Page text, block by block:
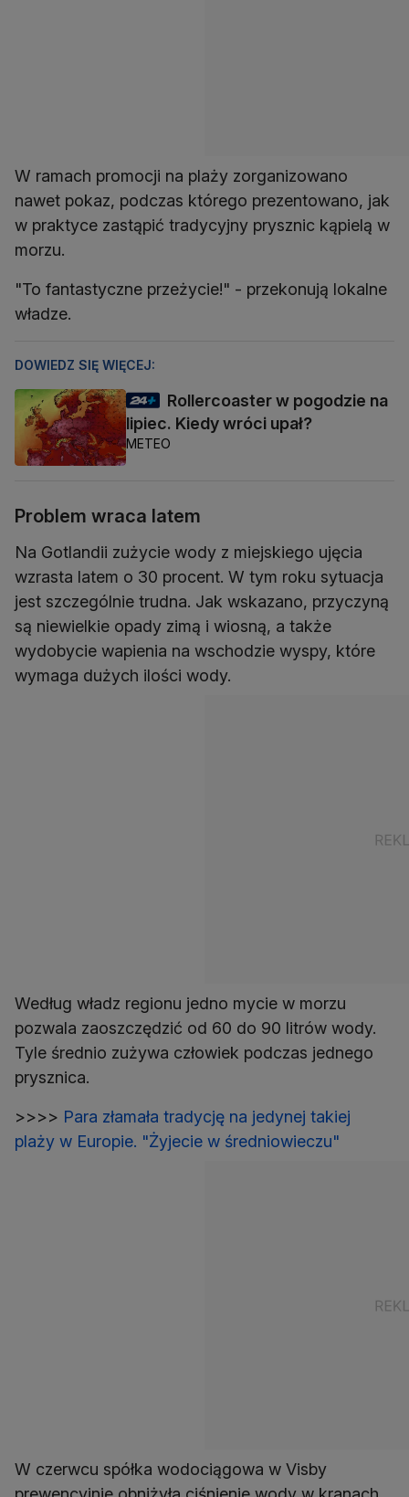
W ramach promocji na plaży zorganizowano
nawet pokaz, podczas którego prezentowano, jak
w praktyce zastąpić tradycyjny prysznic kąpielą w
morzu.
"To fantastyczne przeżycie!" - przekonują lokalne
władze.
DOWIEDZ SIĘ WIĘCEJ:
Rollercoaster w pogodzie na
lipiec. Kiedy wróci upał?
METEO
Problem wraca latem
Na Gotlandii zużycie wody z miejskiego ujęcia
wzrasta latem o 30 procent. W tym roku sytuacja
jest szczególnie trudna. Jak wskazano, przyczyną
są niewielkie opady zimą i wiosną, a także
wydobycie wapienia na wschodzie wyspy, które
wymaga dużych ilości wody.
Według władz regionu jedno mycie w morzu
pozwala zaoszczędzić od 60 do 90 litrów wody.
Tyle średnio zużywa człowiek podczas jednego
prysznica.
>>>> Para złamała tradycję na jedynej takiej
plaży w Europie. "Żyjecie w średniowieczu"
W czerwcu spółka wodociągowa w Visby